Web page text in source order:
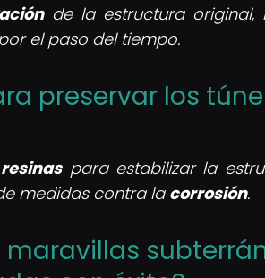
de la estructura original,
el paso del tiempo.
preservar los
para estabilizar la
medidas contra la corrosión.
maravillas